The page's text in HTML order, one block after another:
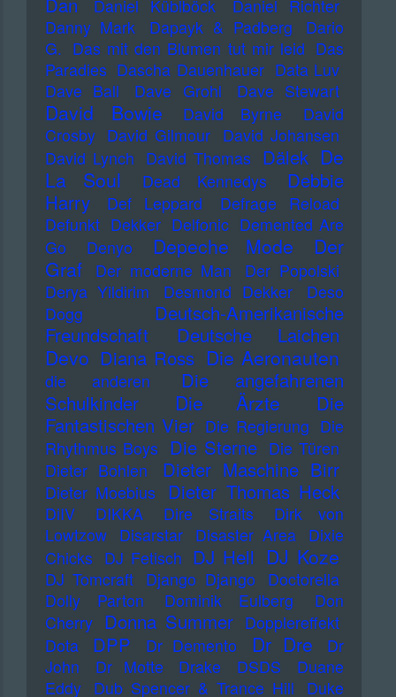
Dan Daniel Küblböck
Daniel Richter
Danny Mark
Dapayk & Padberg
Dario
G. Das mit den Blumen tut mir leid Das
Paradies Dascha Dauenhauer Data Luv
Dave Ball
Dave Grohl Dave Stewart
David Bowie David Byrne
David
Crosby David Gilmour David Johansen
David Lynch David Thomas Dälek De
La Soul
Dead Kennedys
Debbie
Harry
Def Leppard
Defrage Reload
Defunkt Dekker Delfonic Demented Are
Go
Denyo Depeche Mode
Der
Graf
Der moderne Man
Der Popolski
Derya Yildirim
Desmond Dekker
Deso
Dogg
Deutsch-Amerikanische
Freundschaft
Deutsche Laichen
Devo Diana Ross Die Aeronauten
die anderen
Die angefahrenen
Schulkinder
Die Ärzte
Die
Fantastischen Vier Die Regierung Die
Rhythmus Boys Die Sterne Die Türen
Dieter Bohlen
Dieter Maschine Birr
Dieter Moebius Dieter Thomas Heck
DiIV DIKKA Dire Straits
Dirk von
Lowtzow
Disarstar Disaster Area
Dixie
Chicks DJ Fetisch DJ Hell DJ Koze
DJ Tomcraft Django Django
Doctorella
Dolly Parton
Dominik Eulberg
Don
Cherry Donna Summer Dopplereffekt
Dota
DPP Dr Demento Dr Dre
Dr
John
Dr Motte Drake DSDS
Duane
Eddy
Dub Spencer & Trance Hill
Duke